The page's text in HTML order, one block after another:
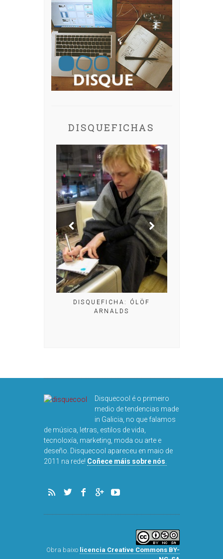
DISQUEFICHAS
DISQUEFICHA: MIGUEL
NOGUERA
Disquecool é o primeiro
medio de tendencias made
in Galicia, no que falamos
de música, letras, estilos de vida,
tecnoloxía, marketing, moda ou arte e
deseño. Disquecool apareceu en maio de
2011 na rede! Coñece máis sobre nós.
Obra baixo licencia Creative Commons BY-